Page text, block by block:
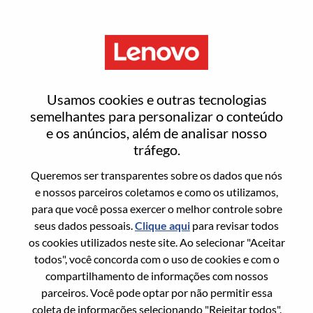
Usamos cookies e outras tecnologias
semelhantes para personalizar o conteúdo
e os anúncios, além de analisar nosso
tráfego.
Queremos ser transparentes sobre os dados que nós
e nossos parceiros coletamos e como os utilizamos,
para que você possa exercer o melhor controle sobre
seus dados pessoais.Clique aqui para revisar todos
os cookies utilizados neste site. Ao selecionar "Aceitar
todos", você concorda com o uso de cookies e com o
compartilhamento de informações com nossos
parceiros. Você pode optar por não permitir essa
coleta de informações selecionando "Rejeitar todos".
Entrar ou registrar-se em uma
nova conta de usuário
Usuário recorrente
Sobrenome
Nome da graduação